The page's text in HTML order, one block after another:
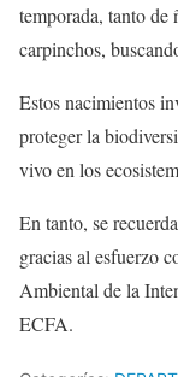
temporada, tanto de
carpinchos,
Estos nacimientos
proteger la
vivo en los
En tanto, se
gracias al esfuerzo
Ambiental de la
ECFA.